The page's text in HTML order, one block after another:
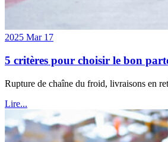
2025 Mar 17
5 critères pour choisir le bon
Rupture de chaîne du froid, livraisons en
Lire...